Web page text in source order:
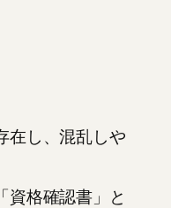
在し、混乱しや
資格確認書」と